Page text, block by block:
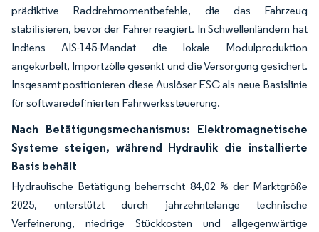
prädiktive Raddrehmomentbefehle, die das Fahrzeug
stabilisieren, bevor der Fahrer reagiert. In Schwellenländern hat
Indiens AIS-145-Mandat die lokale Modulproduktion
angekurbelt, Importzölle gesenkt und die Versorgung gesichert.
Insgesamt positionieren diese Auslöser ESC als neue Basislinie
für softwaredefinierten Fahrwerkssteuerung.
Nach Betätigungsmechanismus: Elektromagnetische
Systeme steigen, während Hydraulik die installierte
Basis behält
Hydraulische Betätigung beherrscht 84,02 % der Marktgröße
2025, unterstützt durch jahrzehntelange technische
Verfeinerung, niedrige Stückkosten und allgegenwärtige